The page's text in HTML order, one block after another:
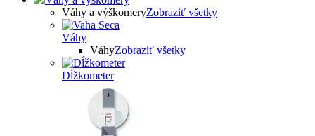
Váhy a výškomeryZobraziť všetky
Váhy
VáhyZobraziť všetky
Dĺžkometer